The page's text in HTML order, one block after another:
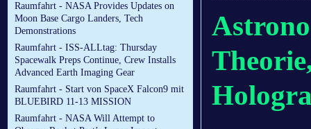
Raumfahrt - NASA Provides Updates on
Moon Base Cargo Landers, Tech
Demonstrations
Raumfahrt - ISS-ALLtag: Thursday
Spacewalk Preps Continue, Crew Installs
Advanced Earth Imaging Gear
Raumfahrt - Start von SpaceX Falcon9 mit
BLUEBIRD 11-13 MISSION
Raumfahrt - NASA Will Attempt to